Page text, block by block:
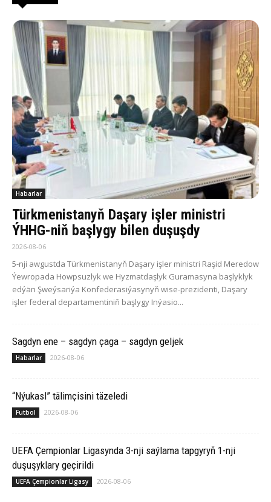
Habarlar
Türkmenistanyň Daşary işler ministri
ÝHHG-niň başlygy bilen duşuşdy
2026-08-06
5-nji awgustda Türkmenistanyň Daşary işler ministri Raşid Meredow
Ýewropada Howpsuzlyk we Hyzmatdaşlyk Guramasyna başlyklyk
edýän Şweýsariýa Konfederasiýasynyň wise-prezidenti, Daşary
işler federal departamentiniň başlygy Inýasio...
Sagdyn ene – sagdyn çaga – sagdyn geljek
Habarlar 2026-08-06
“Nýukasl” tälimçisini täzeledi
Futbol 2026-08-06
UEFA Çempionlar Ligasynda 3-nji saýlama tapgyryň 1-nji
duşuşyklary geçirildi
UEFA Çempionlar Ligasy 2026-08-06